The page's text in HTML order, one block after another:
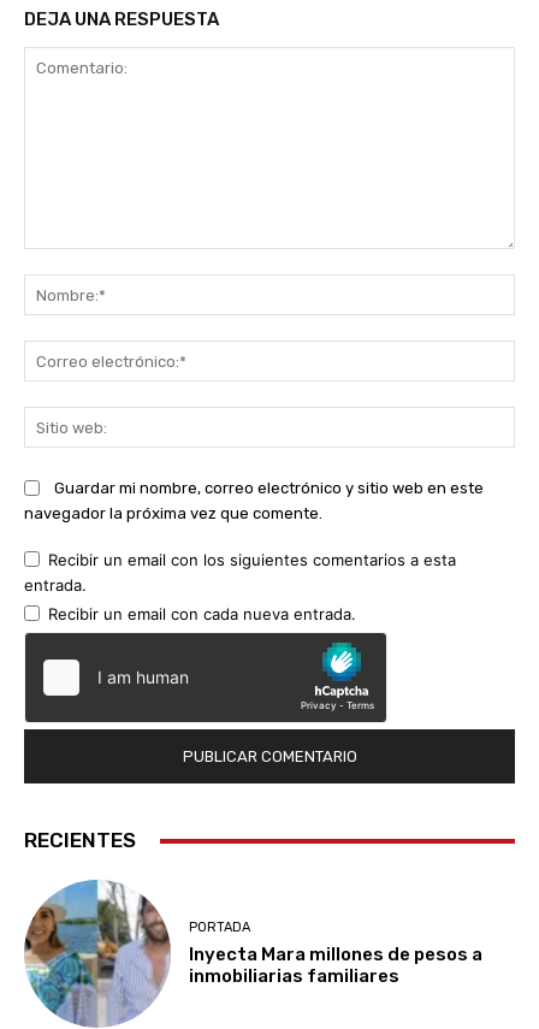
DEJA UNA RESPUESTA
Guardar mi nombre, correo electrónico y sitio web en este
navegador la próxima vez que comente.
Recibir un email con los siguientes comentarios a esta
entrada.
Recibir un email con cada nueva entrada.
RECIENTES
PORTADA
Inyecta Mara millones de pesos a
inmobiliarias familiares